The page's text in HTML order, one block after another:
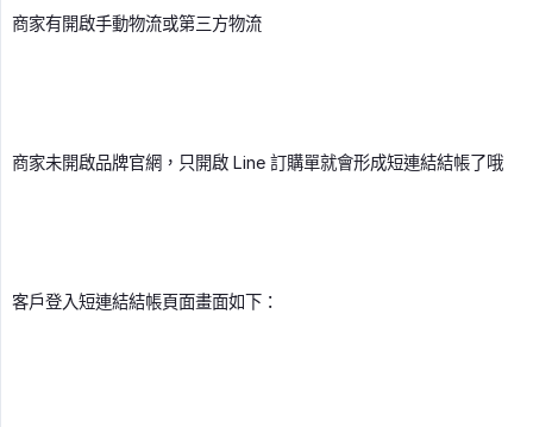
商家有開啟手動物流或第三方物流
商家未開啟品牌官網，只開啟 Line 訂購單就會形成短連結結帳了哦
客戶登入短連結結帳頁面畫面如下：